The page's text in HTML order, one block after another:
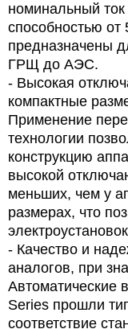
номинальный
способностью от
предназначены
ГРЩ до АЭС.
- Высокая
компактные
Применение
технологии
конструкцию
высокой
меньших, чем у
размерах, что
- Качество и
аналогов, при
Автоматические
Series прошли
соответствие